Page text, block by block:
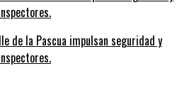
de la Pascua impulsan seguridad y